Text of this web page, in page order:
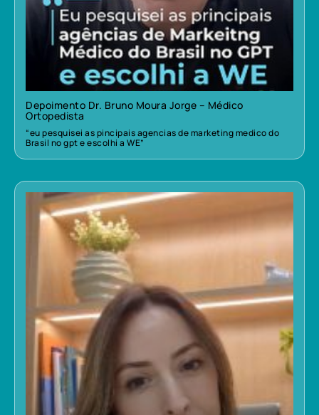
Depoimento Dr. Bruno Moura Jorge – Médico
Ortopedista
“eu pesquisei as pincipais agencias de marketing medico do
Brasil no gpt e escolhi a WE”